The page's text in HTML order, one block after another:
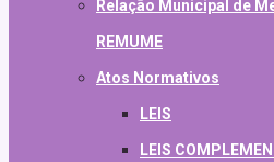
Relação Municipal de
REMUME
Atos Normativos
LEIS
LEIS